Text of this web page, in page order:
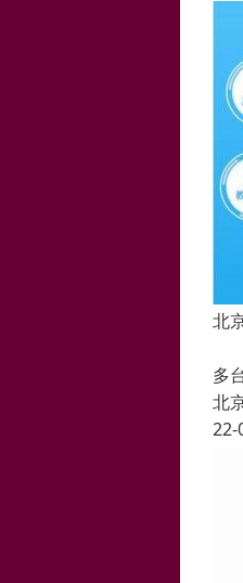
北
多
北
22-